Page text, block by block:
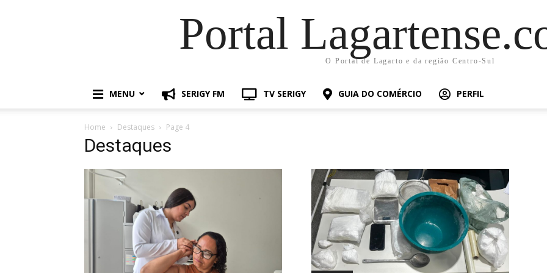
Portal
O Portal de Lagarto e da região Centro-Sul
MENU SERIGY FM TV SERIGY GUIA DO COMÉRCIO PERFIL
Home Destaques Page 4
Destaques